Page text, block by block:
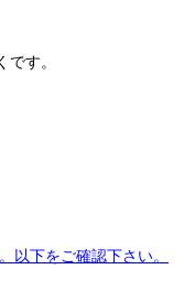
す。
以下をご確認下さい。